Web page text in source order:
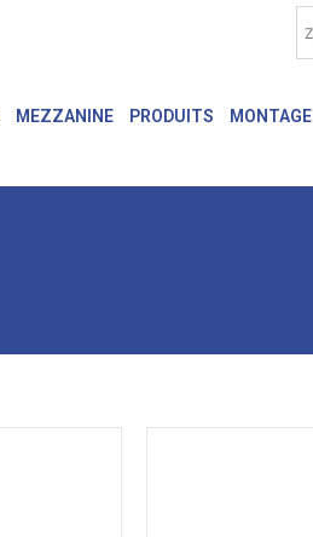
MEZZANINE PRODUITS MONTAGE